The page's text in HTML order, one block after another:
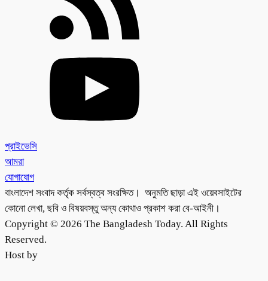
প্রাইভেসি
আমরা
যোগাযোগ
বাংলাদেশ সংবাদ কর্তৃক সর্বস্বত্ব সংরক্ষিত। অনুমতি ছাড়া এই ওয়েবসাইটের
কোনো লেখা, ছবি ও বিষয়বস্তু অন্য কোথাও প্রকাশ করা বে-আইনী।
Copyright © 2026 The Bangladesh Today. All Rights
Reserved.
Host by